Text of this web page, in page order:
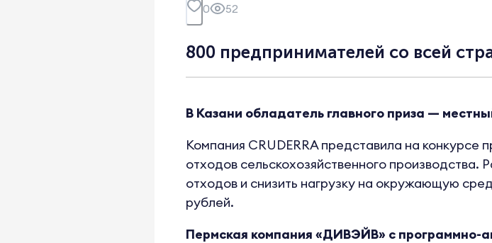
0 52
800 предпринимателей со всей
В Казани обладатель главного приза —
Компания CRUDERRA представила на
отходов сельскохозяйственного
отходов и снизить нагрузку на окружающую
рублей.
Пермская компания «ДИВЭЙВ» с программно-